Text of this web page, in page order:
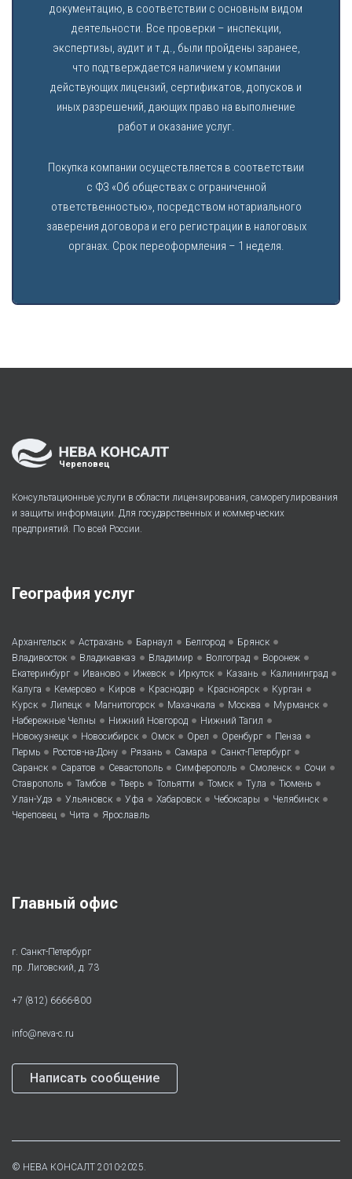
документацию, в соответствии с основным видом
деятельности. Все проверки – инспекции,
экспертизы, аудит и т.д., были пройдены заранее,
что подтверждается наличием у компании
действующих лицензий, сертификатов, допусков и
иных разрешений, дающих право на выполнение
работ и оказание услуг.
Покупка компании осуществляется в соответствии
с ФЗ «Об обществах с ограниченной
ответственностью», посредством нотариального
заверения договора и его регистрации в налоговых
органах. Срок переоформления – 1 неделя.
Череповец
Консультационные услуги в области лицензирования, саморегулирования
и защиты информации. Для государственных и коммерческих
предприятий. По всей России.
География услуг
Архангельск • Астрахань • Барнаул • Белгород • Брянск •
Владивосток • Владикавказ • Владимир • Волгоград • Воронеж •
Екатеринбург • Иваново • Ижевск • Иркутск • Казань • Калининград •
Калуга • Кемерово • Киров • Краснодар • Красноярск • Курган •
Курск • Липецк • Магнитогорск • Махачкала • Москва • Мурманск •
Набережные Челны • Нижний Новгород • Нижний Тагил •
Новокузнецк • Новосибирск • Омск • Орел • Оренбург • Пенза •
Пермь • Ростов-на-Дону • Рязань • Самара • Санкт-Петербург •
Саранск • Саратов • Севастополь • Симферополь • Смоленск • Сочи •
Ставрополь • Тамбов • Тверь • Тольятти • Томск • Тула • Тюмень •
Улан-Удэ • Ульяновск • Уфа • Хабаровск • Чебоксары • Челябинск •
Череповец • Чита • Ярославль
Главный офис
г. Санкт-Петербург
пр. Лиговский, д. 73
+7 (812) 6666-800
info@neva-c.ru
Написать сообщение
© НЕВА КОНСАЛТ 2010-2025.